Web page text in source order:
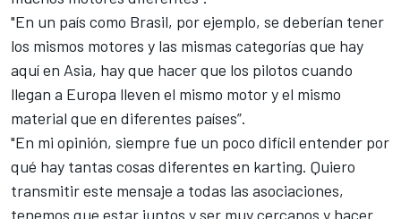
"En un país como Brasil, por ejemplo, se deberían tener
los mismos motores y las mismas categorías que hay
aquí en Asia, hay que hacer que los pilotos cuando
llegan a Europa lleven el mismo motor y el mismo
material que en diferentes países”.
"En mi opinión, siempre fue un poco difícil entender por
qué hay tantas cosas diferentes en karting. Quiero
transmitir este mensaje a todas las asociaciones,
tenemos que estar juntos y ser muy cercanos y hacer